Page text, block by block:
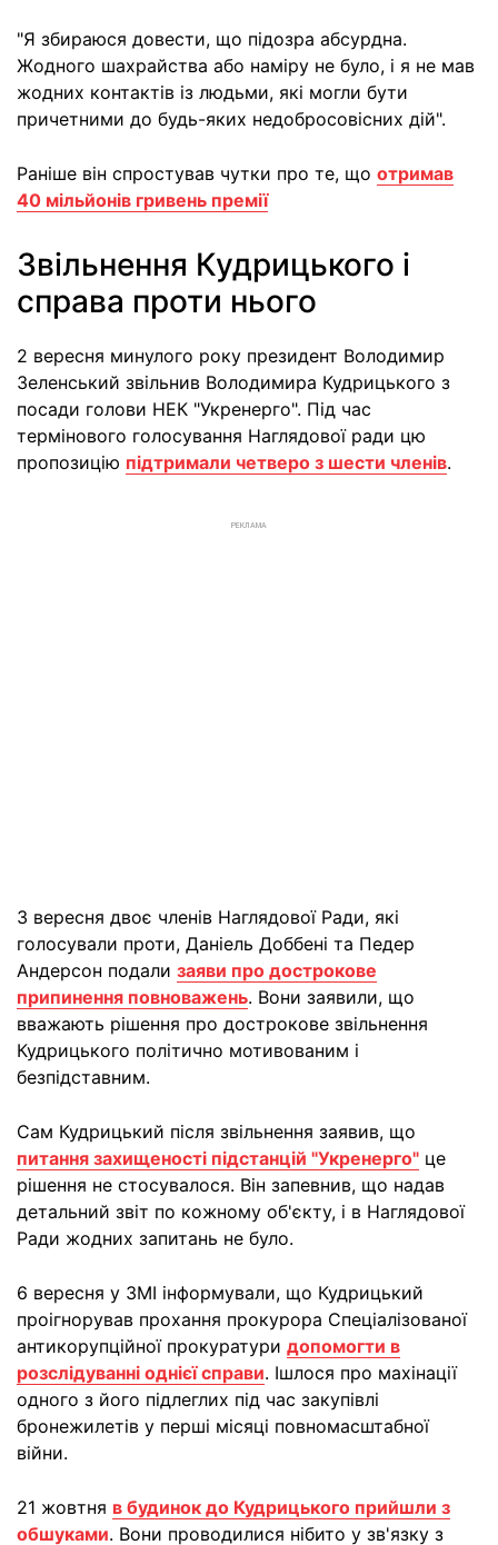
"Я збираюся довести, що підозра абсурдна.
Жодного шахрайства або наміру не було, і я не мав
жодних контактів із людьми, які могли бути
причетними до будь-яких недобросовісних дій".
Раніше він спростував чутки про те, що отримав
40 мільйонів гривень премії
Звільнення Кудрицького і
справа проти нього
2 вересня минулого року президент Володимир
Зеленський звільнив Володимира Кудрицького з
посади голови НЕК "Укренерго". Під час
термінового голосування Наглядової ради цю
пропозицію підтримали четверо з шести членів.
РЕКЛАМА
3 вересня двоє членів Наглядової Ради, які
голосували проти, Даніель Доббені та Педер
Андерсон подали заяви про дострокове
припинення повноважень. Вони заявили, що
вважають рішення про дострокове звільнення
Кудрицького політично мотивованим і
безпідставним.
Сам Кудрицький після звільнення заявив, що
питання захищеності підстанцій "Укренерго" це
рішення не стосувалося. Він запевнив, що надав
детальний звіт по кожному об'єкту, і в Наглядової
Ради жодних запитань не було.
6 вересня у ЗМІ інформували, що Кудрицький
проігнорував прохання прокурора Спеціалізованої
антикорупційної прокуратури допомогти в
розслідуванні однієї справи. Ішлося про махінації
одного з його підлеглих під час закупівлі
бронежилетів у перші місяці повномасштабної
війни.
21 жовтня в будинок до Кудрицького прийшли з
обшуками. Вони проводилися нібито у зв'язку з